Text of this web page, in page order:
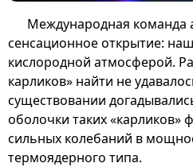
Международная команда
сенсационное открытие:
кислородной атмосферой.
карликов» найти не
существовании
оболочки таких «карликов»
сильных колебаний в
термоядерного типа.